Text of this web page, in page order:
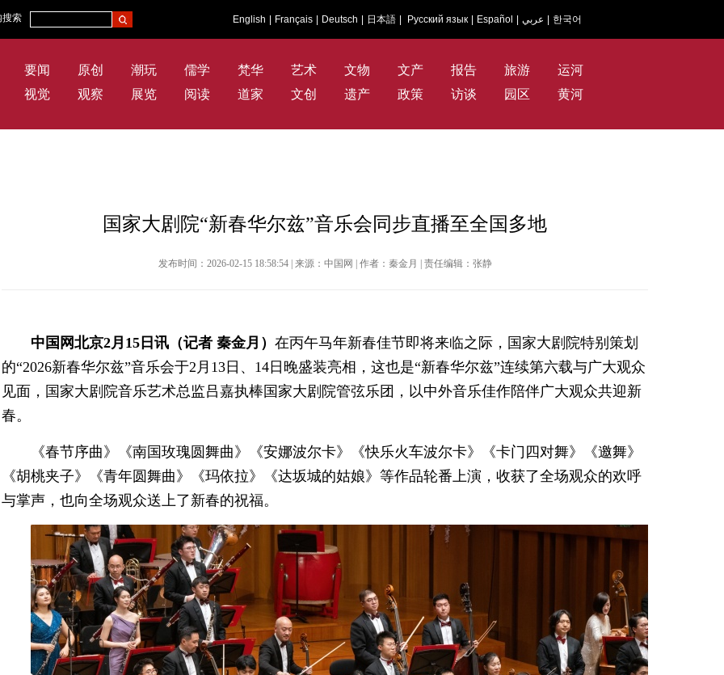
搜索 English Français Deutsch 日本語 Русский язык Español عربي 한국어
要闻 原创 潮玩 儒学 梵华 艺术 文物 文产 报告 旅游
运河
视觉
观察 展览 阅读 道家 文创 遗产 政策 访谈 园区 黄河
国家大剧院“新春华尔兹”音乐会同步直播至全国多地
发布时间：2026-02-15 18:58:54 | 来源：中国网 | 作者：秦金月 | 责任编辑：张静
中国网北京2月15日讯（记者 秦金月） 在丙午马年新春佳节即将来临之际，国家大剧院特别策划
的“2026新春华尔兹”音乐会于2月13日、14日晚盛装亮相，这也是“新春华尔兹”连续第六载与广大观众
见面，国家大剧院音乐艺术总监吕嘉执棒国家大剧院管弦乐团，以中外音乐佳作陪伴广大观众共迎新
春。
《春节序曲》《南国玫瑰圆舞曲》《安娜波尔卡》《快乐火车波尔卡》《卡门四对舞》《邀舞》
《胡桃夹子》《青年圆舞曲》《玛依拉》《达坂城的姑娘》等作品轮番上演，收获了全场观众的欢呼
与掌声，也向全场观众送上了新春的祝福。